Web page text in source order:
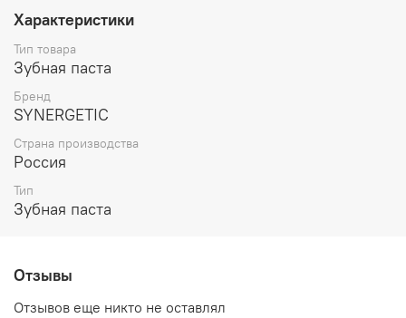
дыхание и предотвращает появление зубного камня.
Уникальные ингредиенты активно стимулируют
естественное обновление эмали, придают свежесть и
яркость вашей улыбке! Попробуйте зубную пасту
Synergetic уже сегодня - это лучший выбор для
поддержания отличного состояния вашей полости рта!
Характеристики
Тип товара
Зубная паста
Бренд
SYNERGETIC
Страна производства
Россия
Тип
Зубная паста
Отзывы
Отзывов еще никто не оставлял